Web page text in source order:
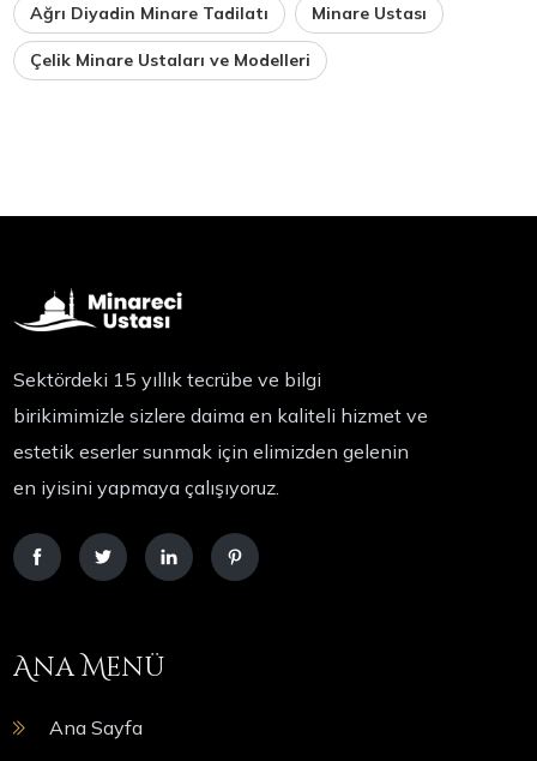
Ağrı Diyadin Minare Tadilatı Minare Ustası
Çelik Minare Ustaları ve Modelleri
Sektördeki 15 yıllık tecrübe ve bilgi
birikimimizle sizlere daima en kaliteli hizmet ve
estetik eserler sunmak için elimizden gelenin
en iyisini yapmaya çalışıyoruz.
Ana Menü
Ana Sayfa